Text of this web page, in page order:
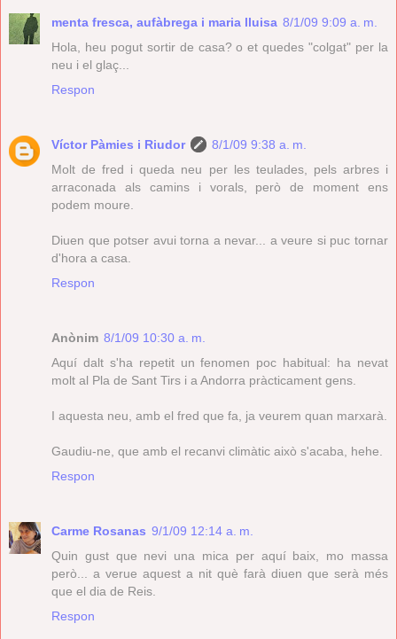
menta fresca, aufàbrega i maria lluisa 8/1/09 9:09 a. m.
Hola, heu pogut sortir de casa? o et quedes "colgat" per la
neu i el glaç...
Respon
Víctor Pàmies i Riudor
8/1/09 9:38 a. m.
Molt de fred i queda neu per les teulades, pels arbres i
arraconada als camins i vorals, però de moment ens
podem moure.
Diuen que potser avui torna a nevar... a veure si puc tornar
d'hora a casa.
Respon
Anònim 8/1/09 10:30 a. m.
Aquí dalt s'ha repetit un fenomen poc habitual: ha nevat
molt al Pla de Sant Tirs i a Andorra pràcticament gens.
I aquesta neu, amb el fred que fa, ja veurem quan marxarà.
Gaudiu-ne, que amb el recanvi climàtic això s'acaba, hehe.
Respon
Carme Rosanas 9/1/09 12:14 a. m.
Quin gust que nevi una mica per aquí baix, mo massa
però... a verue aquest a nit què farà diuen que serà més
que el dia de Reis.
Respon